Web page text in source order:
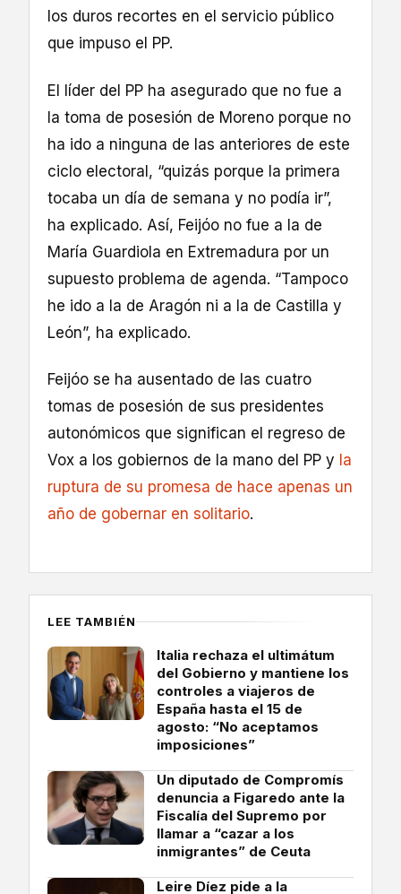
los duros recortes en el servicio público
que impuso el PP.
El líder del PP ha asegurado que no fue a
la toma de posesión de Moreno porque no
ha ido a ninguna de las anteriores de este
ciclo electoral, “quizás porque la primera
tocaba un día de semana y no podía ir”,
ha explicado. Así, Feijóo no fue a la de
María Guardiola en Extremadura por un
supuesto problema de agenda. “Tampoco
he ido a la de Aragón ni a la de Castilla y
León”, ha explicado.
Feijóo se ha ausentado de las cuatro
tomas de posesión de sus presidentes
autonómicos que significan el regreso de
Vox a los gobiernos de la mano del PP y la
ruptura de su promesa de hace apenas un
año de gobernar en solitario.
LEE TAMBIÉN
Italia rechaza el ultimátum
del Gobierno y mantiene los
controles a viajeros de
España hasta el 15 de
agosto: “No aceptamos
imposiciones”
Un diputado de Compromís
denuncia a Figaredo ante la
Fiscalía del Supremo por
llamar a “cazar a los
inmigrantes” de Ceuta
Leire Díez pide a la